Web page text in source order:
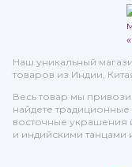
Наш уникальный
товаров из Индии,
Весь товар мы
найдете
восточные украшения
и индийскими